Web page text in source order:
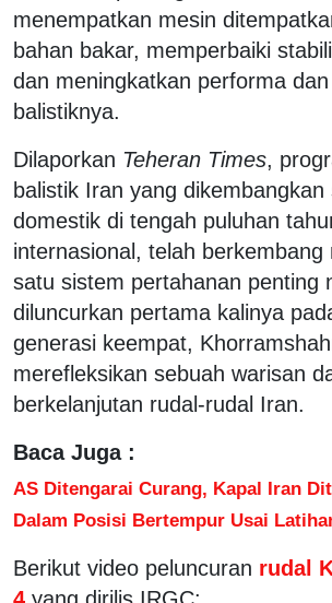
menempatkan mesin
bahan bakar, memperbaiki
dan meningkatkan performa
balistiknya.
Dilaporkan Teheran Times,
balistik Iran yang dikembangkan
domestik di tengah puluhan
internasional, telah berkembang
satu sistem pertahanan penting
diluncurkan pertama kalinya
generasi keempat,
merefleksikan sebuah warisan
berkelanjutan rudal-rudal Iran.
Baca Juga :
AS Ditengarai Curang, Kapal Iran
Dalam Posisi Bertempur Usai
Berikut video peluncuran rudal